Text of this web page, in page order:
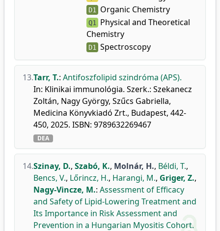
D1 Organic Chemistry
Q1
Physical and Theoretical
Chemistry
D1 Spectroscopy
13.Tarr, T.: Antifoszfolipid szindróma (APS).
In: Klinikai immunológia. Szerk.: Szekanecz
Zoltán, Nagy György, Szűcs Gabriella,
Medicina Könyvkiadó Zrt., Budapest, 442-
450, 2025. ISBN: 9789632269467
DEA
14.Szinay, D., Szabó, K., Molnár, H., Béldi, T.,
Bencs, V., Lőrincz, H., Harangi, M., Griger, Z.,
Nagy-Vincze, M.: Assessment of Efficacy
and Safety of Lipid-Lowering Treatment and
Its Importance in Risk Assessment and
Prevention in a Hungarian Myositis Cohort.